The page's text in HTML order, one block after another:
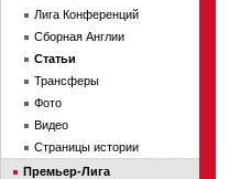
Лига Конференций
Сборная Англии
Статьи
Трансферы
Фото
Видео
Страницы истории
Премьер-Лига